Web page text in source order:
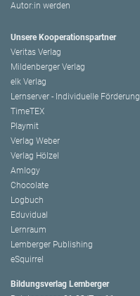
Autor:in werden
Unsere Kooperationspartner
Veritas Verlag
Mildenberger Verlag
elk Verlag
Lernserver - Individuelle Förderung
TimeTEX
Playmit
Verlag Weber
Verlag Hölzel
Amlogy
Chocolate
Logbuch
Eduvidual
Lernraum
Lemberger Publishing
eSquirrel
Bildungsverlag Lemberger